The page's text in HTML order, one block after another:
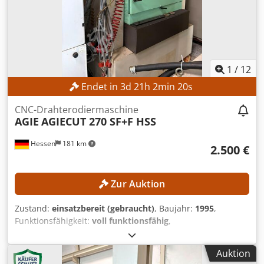
1 / 12
Endet in 3d 21h 2min 18s
Hessen 181 km
CNC-Drahterodiermaschine
AGIE AGIECUT 270 SF+F HSS
2.500 €
Zur Auktion
Zustand: einsatzbereit (gebraucht), Baujahr: 1995,
Funktionsfähigkeit: voll funktionsfähig,
Maschinen-/Fahrzeugnummer:
Achse:350 mm, Verfahrweg Y-Achse:250 mm, Verfahrweg
Z-Achse:
256 mm, Drahtdurchmesser (max.): 0,33 mm,
Auktion